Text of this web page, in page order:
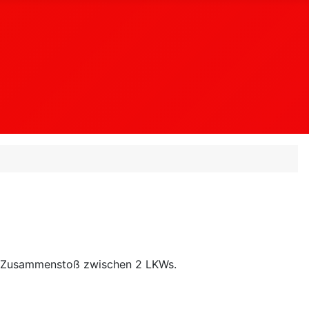
zwischen 2 LKWs.